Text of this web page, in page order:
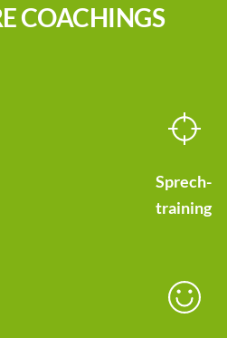
COACHINGS
Sprech-
training